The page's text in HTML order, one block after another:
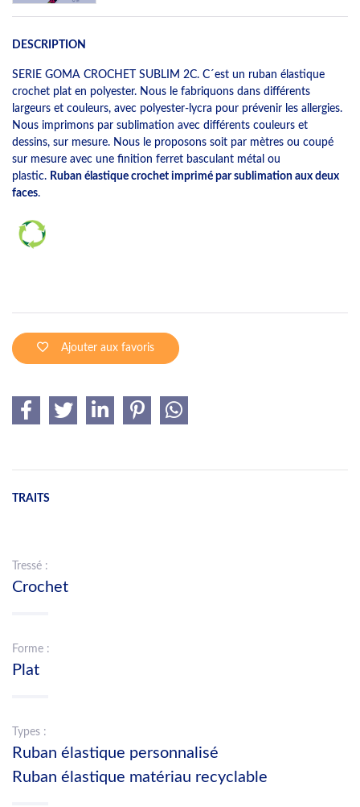
DESCRIPTION
SERIE GOMA CROCHET SUBLIM 2C. C´est un ruban élastique
crochet plat en polyester. Nous le fabriquons dans différents
largeurs et couleurs, avec polyester-lycra pour prévenir les allergies.
Nous imprimons par sublimation avec différents couleurs et
dessins, sur mesure. Nous le proposons soit par mètres ou coupé
sur mesure avec une finition ferret basculant métal ou
plastic. Ruban élastique crochet imprimé par sublimation aux deux
faces.
Ajouter aux favoris
TRAITS
Tressé :
Crochet
Forme :
Plat
Types :
Ruban élastique personnalisé
Ruban élastique matériau recyclable